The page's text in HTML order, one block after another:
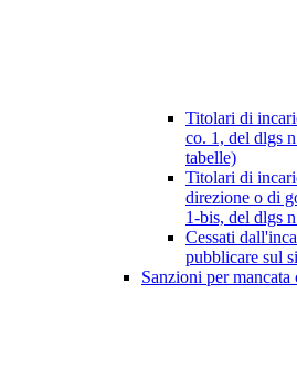
Titolari di
co. 1, del dlgs
tabelle)
Titolari di
direzione o di
1-bis, del dlgs
Cessati
pubblicare sul
Sanzioni per